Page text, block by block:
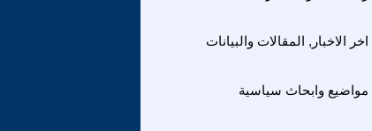
اخر الاخبار, المقالات والبيانات
مواضيع وابحاث سياسية